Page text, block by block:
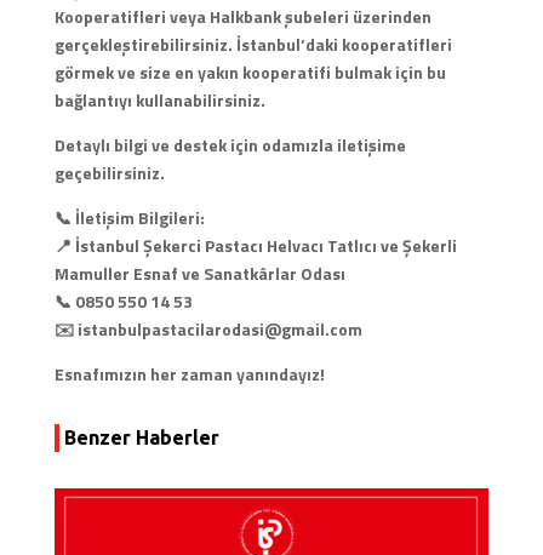
Kooperatifleri veya Halkbank şubeleri üzerinden
gerçekleştirebilirsiniz. İstanbul’daki kooperatifleri
görmek ve size en yakın kooperatifi bulmak için bu
bağlantıyı kullanabilirsiniz.
Detaylı bilgi ve destek için odamızla iletişime
geçebilirsiniz.
📞 İletişim Bilgileri:
📍 İstanbul Şekerci Pastacı Helvacı Tatlıcı ve Şekerli
Mamuller Esnaf ve Sanatkârlar Odası
📞 0850 550 14 53
✉️ istanbulpastacilarodasi@gmail.com
Esnafımızın her zaman yanındayız!
Benzer Haberler